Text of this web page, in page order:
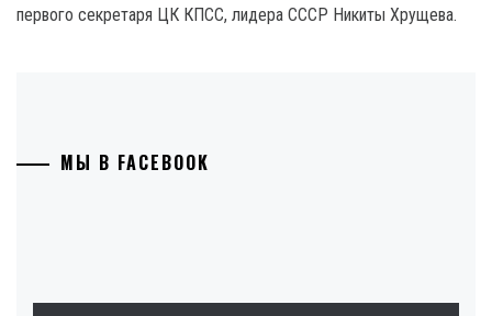
первого секретаря ЦК КПСС, лидера СССР Никиты Хрущева.
МЫ В FACEBOOK